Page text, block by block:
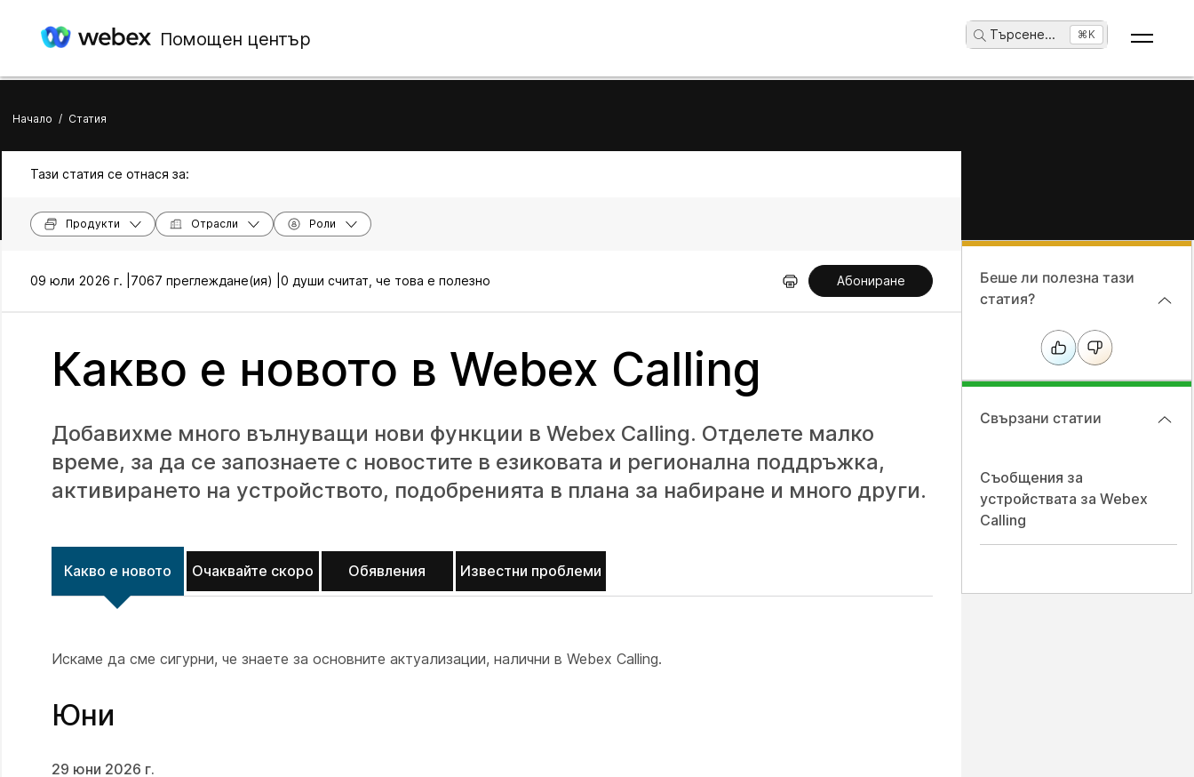
Помощен център Търсене... ⌘K
Начало / Статия
Тази статия се отнася за:
Продукти Отрасли Роли
09 юли 2026 г. | 7067 преглеждане(ия) | 0 души считат, че това е полезно Абониране
Какво е новото в Webex Calling
Добавихме много вълнуващи нови функции в Webex Calling. Отделете малко
време, за да се запознаете с новостите в езиковата и регионална поддръжка,
активирането на устройството, подобренията в плана за набиране и много други.
Какво е новото Очаквайте скоро Обявления Известни проблеми
Искаме да сме сигурни, че знаете за основните актуализации, налични в Webex Calling.
Юни
29 юни 2026 г.
Беше ли полезна тази
статия?
Свързани статии
Съобщения за
устройствата за Webex
Calling